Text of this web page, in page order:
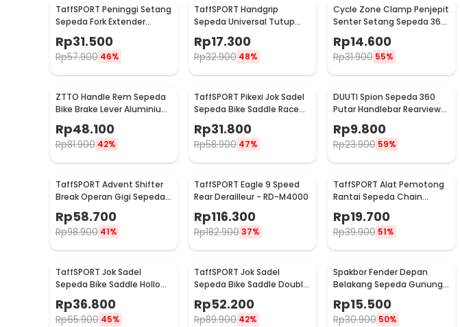
TaffSPORT Peninggi Setang
Sepeda Fork Extender
Aluminium Alloy 121mm -
SD53
Rp31.500
Rp57.900 46%
TaffSPORT Handgrip
Sepeda Universal Tutup
Setang Anti Slip Handlebar
- CL8455
Rp17.300
Rp32.900 48%
Cycle Zone Clamp Penjepit
Senter Setang Sepeda 360
Derajat - ZH1035
Rp14.600
Rp31.900 55%
ZTTO Handle Rem Sepeda
Bike Brake Lever Aluminium
1 Pair - CBL-09
Rp48.100
Rp81.900 42%
TaffSPORT Pikexi Jok Sadel
Sepeda Bike Saddle Race
Ergonomic Anti Air - FX20
Rp31.800
Rp58.900 47%
DUUTI Spion Sepeda 360
Putar Handlebar Rearview
Mirror Universal 1 PCS -
LY4437
Rp9.800
Rp23.900 59%
TaffSPORT Advent Shifter
Break Operan Gigi Sepeda
3x8 Speed 2 PCS - SL-M310
Rp58.700
Rp98.900 41%
TaffSPORT Eagle 9 Speed
Rear Derailleur - RD-M4000
Rp116.300
Rp182.90037%
TaffSPORT Alat Pemotong
Rantai Sepeda Chain
Rp19.700
Rp39.900 51%
TaffSPORT Jok Sadel
Sepeda Bike Saddle Hollow
Ergonomic Breathable - YF-
1034
Rp36.800
Rp65.900 45%
TaffSPORT Jok Sadel
Sepeda Bike Saddle Double
ZF15
Rp52.200
Rp89.900 42%
Spakbor Fender Depan
Belakang Sepeda Gunung
Rp15.500
Rp30.900 50%